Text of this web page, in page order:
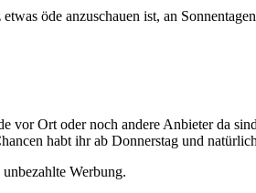
öde anzuschauen ist, an
vor Ort oder noch andere Anbieter da
habt ihr ab Donnerstag und
Werbung.